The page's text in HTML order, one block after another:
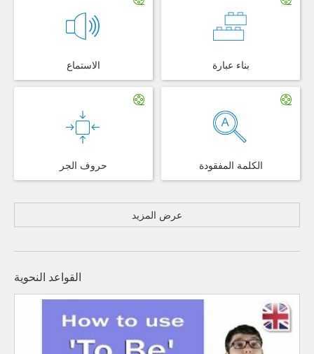
الاستماع بناء عبارة
حروف الجر الكلمة المفقودة
عرض المزيد
القواعد النحوية